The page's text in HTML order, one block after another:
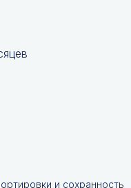
и сохранность